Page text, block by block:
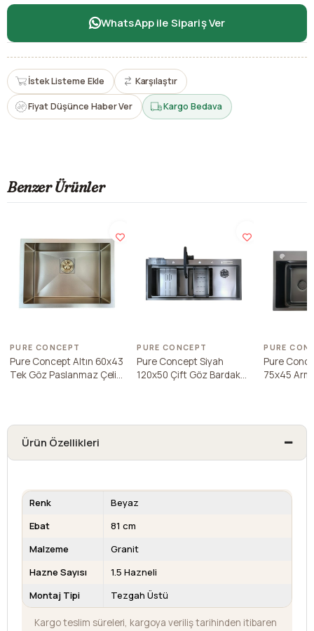
WhatsApp ile Sipariş Ver
İstek Listeme Ekle Karşılaştır
Fiyat Düşünce Haber Ver Kargo Bedava
Benzer Ürünler
PURE CONCEPT
Pure Concept Altın 60x43
Tek Göz Paslanmaz Çelik
PURE CONCEPT
Pure Concept Siyah
120x50 Çift Göz Bardak
PURE
Pure
75x45
Ürün Özellikleri
Renk
Beyaz
Ebat
81 cm
Malzeme
Granit
Hazne Sayısı
1.5 Hazneli
Montaj Tipi
Tezgah Üstü
Kargo teslim süreleri, kargoya veriliş tarihinden itibaren